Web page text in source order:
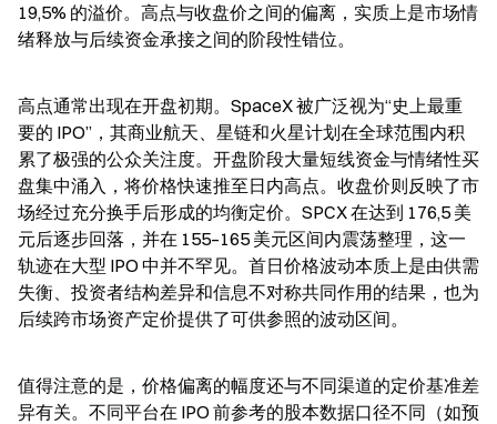
19,5% 的溢价。高点与收盘价之间的偏离，实质上是市场情
绪释放与后续资金承接之间的阶段性错位。
高点通常出现在开盘初期。SpaceX 被广泛视为“史上最重
要的 IPO”，其商业航天、星链和火星计划在全球范围内积
累了极强的公众关注度。开盘阶段大量短线资金与情绪性买
盘集中涌入，将价格快速推至日内高点。收盘价则反映了市
场经过充分换手后形成的均衡定价。SPCX 在达到 176,5 美
元后逐步回落，并在 155–165 美元区间内震荡整理，这一
轨迹在大型 IPO 中并不罕见。首日价格波动本质上是由供需
失衡、投资者结构差异和信息不对称共同作用的结果，也为
后续跨市场资产定价提供了可供参照的波动区间。
值得注意的是，价格偏离的幅度还与不同渠道的定价基准差
异有关。不同平台在 IPO 前参考的股本数据口径不同（如预